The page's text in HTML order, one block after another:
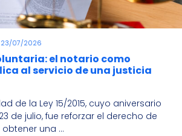
23/07/2026
el notario como
al servicio de una justicia
de la Ley 15/2015, cuyo aniversario
de julio, fue reforzar el derecho de
una ...